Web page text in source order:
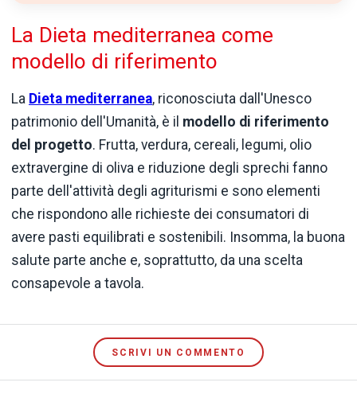
La Dieta mediterranea come
modello di riferimento
La Dieta mediterranea, riconosciuta dall'Unesco
patrimonio dell'Umanità, è il modello di riferimento
del progetto. Frutta, verdura, cereali, legumi, olio
extravergine di oliva e riduzione degli sprechi fanno
parte dell'attività degli agriturismi e sono elementi
che rispondono alle richieste dei consumatori di
avere pasti equilibrati e sostenibili. Insomma, la buona
salute parte anche e, soprattutto, da una scelta
consapevole a tavola.
SCRIVI UN COMMENTO